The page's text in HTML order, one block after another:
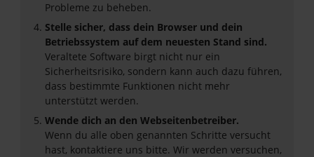
Probleme zu beheben.
Stelle sicher, dass dein Browser und dein
Betriebssystem auf dem neuesten Stand sind.
Veraltete Software birgt nicht nur ein
Sicherheitsrisiko, sondern kann auch dazu führen,
dass bestimmte Funktionen nicht mehr
unterstützt werden.
Wende dich an den Webseitenbetreiber.
Wenn du alle oben genannten Schritte versucht
hast, kontaktiere uns bitte. Wir werden versuchen,